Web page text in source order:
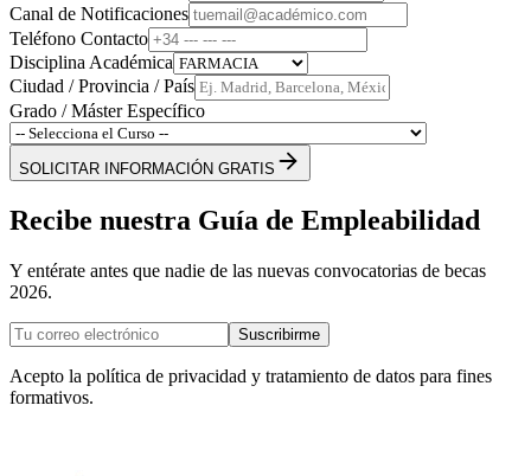
Canal de Notificaciones
Teléfono Contacto
Disciplina Académica
Ciudad / Provincia / País
Grado / Máster Específico
SOLICITAR INFORMACIÓN GRATIS
Recibe nuestra Guía de Empleabilidad
Y entérate antes que nadie de las nuevas convocatorias de becas
2026.
Suscribirme
Acepto la política de privacidad y tratamiento de datos para fines
formativos.